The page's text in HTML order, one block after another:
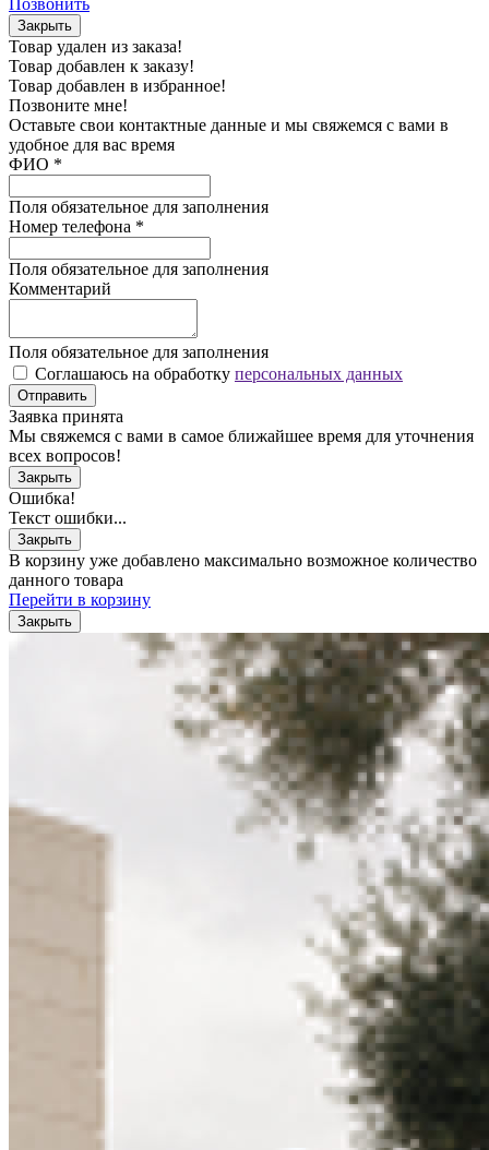
Закрыть
Товар удален из заказа!
Товар добавлен к заказу!
Товар добавлен в избранное!
Позвоните мне!
Оставьте свои контактные данные и мы свяжемся с вами в
удобное для вас время
ФИО *
Поля обязательное для заполнения
Номер телефона *
Поля обязательное для заполнения
Комментарий
Поля обязательное для заполнения
Соглашаюсь на обработку персональных данных
Отправить
Заявка принята
Мы свяжемся с вами в самое ближайшее время для уточнения
всех вопросов!
Закрыть
Ошибка!
Текст ошибки...
Закрыть
В корзину уже добавлено максимально возможное количество
данного товара
Перейти в корзину
Закрыть